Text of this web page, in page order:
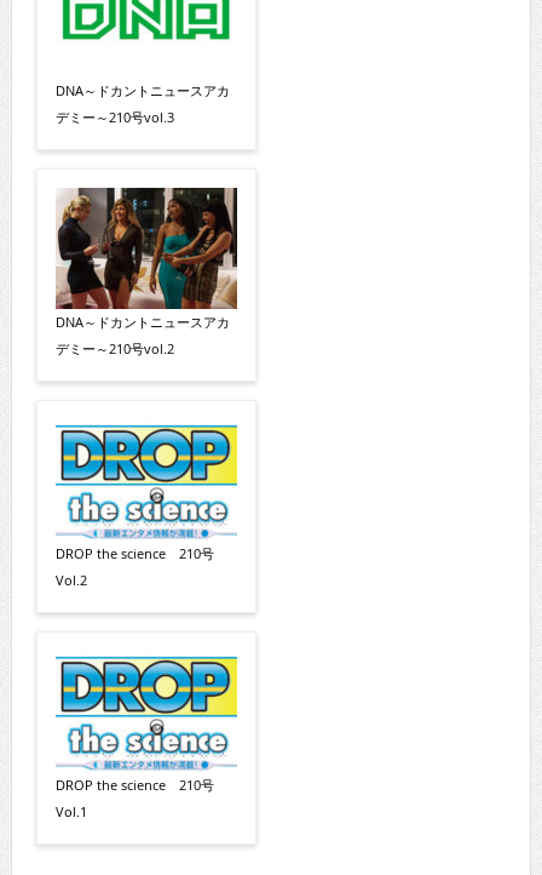
DNA～ドカントニュースアカ
デミー～210号vol.3
DNA～ドカントニュースアカ
デミー～210号vol.2
DROP the science 210号
Vol.2
DROP the science 210号
Vol.1